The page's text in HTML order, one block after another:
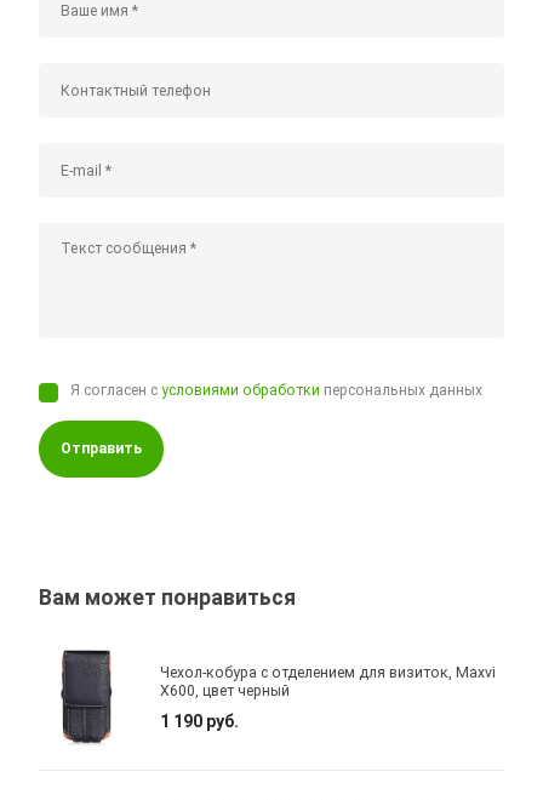
Я согласен сусловиями обработки персональных данных
Отправить
Вам может понравиться
Чехол-кобура с отделением для визиток, Maxvi
X600, цвет черный
1 190 руб.